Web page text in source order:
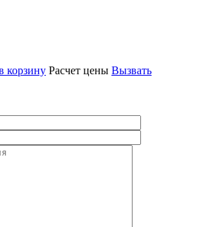
корзину Расчет цены Вызвать